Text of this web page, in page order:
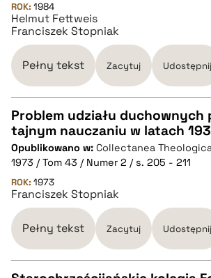
BIBTEX
pobierz cytat
ROK: 1984
Helmut Fettweis
Franciszek Stopniak
Pełny tekst Zacytuj Udostępnij
CZYSTY TEKST
pobierz cytat
BIBTEX
pobierz cytat
Problem udziału duchownych
tajnym nauczaniu w latach
Opublikowano w: Collectanea
1973 / Tom 43 / Numer 2 / s. 205 - 211
ROK: 1973
Franciszek Stopniak
Pełny tekst Zacytuj Udostępnij